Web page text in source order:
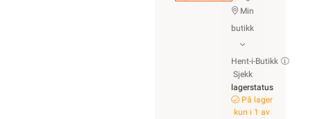
Min
butikk
Hent-i-Butikk
Sjekk
lagerstatus
På lager
kun i 1 av